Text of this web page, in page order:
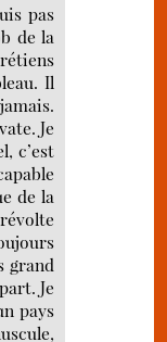
pas
de la
Il
Je
c’est
de la
grand
Je
pays